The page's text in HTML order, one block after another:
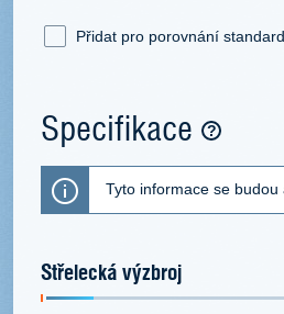
Přidat pro porovnání
Specifikace
Tyto informace se budou
Střelecká výzbroj